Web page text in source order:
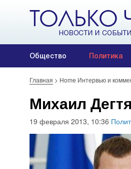
Общество Политика
Главная > Home Интервью и
Михаил
19 февраля 2013, 10:36